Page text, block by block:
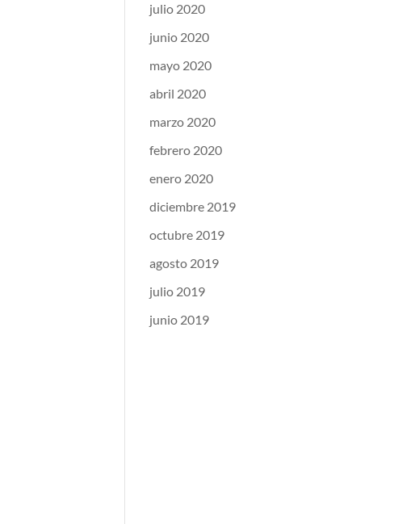
julio 2020
junio 2020
mayo 2020
abril 2020
marzo 2020
febrero 2020
enero 2020
diciembre 2019
octubre 2019
agosto 2019
julio 2019
junio 2019